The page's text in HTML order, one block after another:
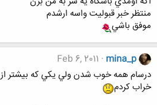
منتظر خبر قبوليت واسه ارشدم
موفق باشي
mina_p
Feb 6, 2011
درسام همه خوب شدن ولي يكي كه بيشتر
خراب كردم